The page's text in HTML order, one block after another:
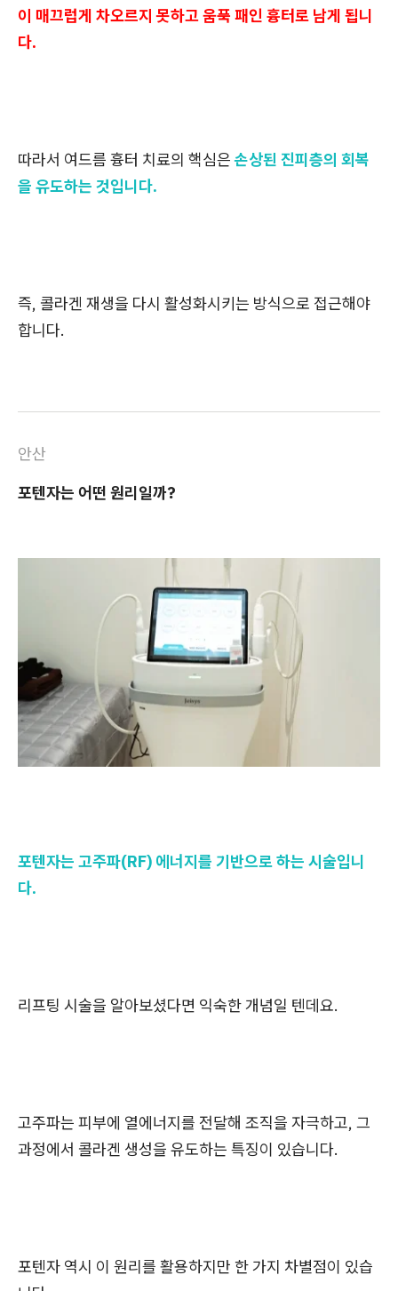
이 매끄럽게 차오르지 못하고 움푹 패인 흉터로 남게 됩니
다.
따라서 여드름 흉터 치료의 핵심은손상된 진피층의 회복
을 유도하는 것입니다.
즉, 콜라겐 재생을 다시 활성화시키는 방식으로 접근해야
합니다.
안산
포텐자는 어떤 원리일까?
포텐자는 고주파(RF) 에너지를 기반으로 하는 시술입니
다.
리프팅 시술을 알아보셨다면 익숙한 개념일 텐데요.
고주파는 피부에 열에너지를 전달해 조직을 자극하고, 그
과정에서 콜라겐 생성을 유도하는 특징이 있습니다.
포텐자 역시 이 원리를 활용하지만 한 가지 차별점이 있습